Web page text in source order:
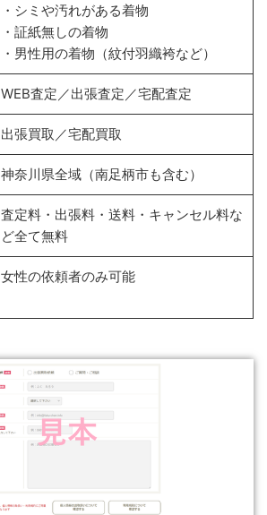
・シミや汚れがある着物
・証紙無しの着物
・男性用の着物（紋付羽織袴など）
WEB査定／出張査定／宅配査定
出張買取／宅配買取
神奈川県全域（南足柄市も含む）
査定料・出張料・送料・キャンセル料な
ど全て無料
女性の依頼者のみ可能